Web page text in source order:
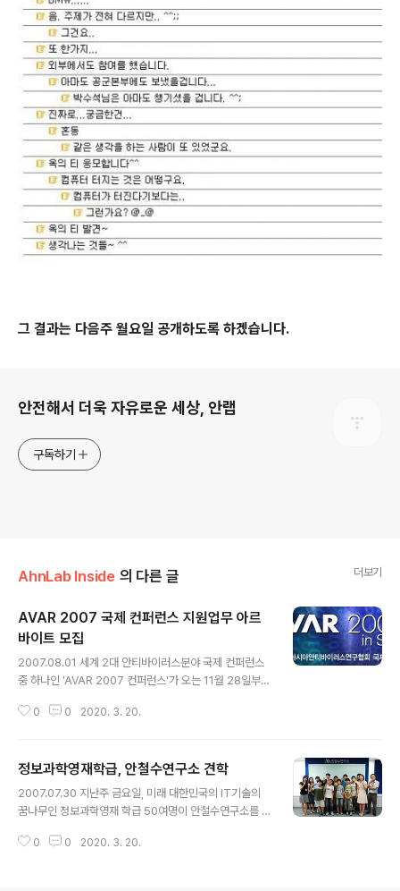
그 결과는 다음주 월요일 공개하도록 하겠습니다.
안전해서 더욱 자유로운 세상, 안랩
구독하기
AhnLab Inside 의 다른 글 더보기
AVAR 2007 국제 컨퍼런스 지원업무 아르
바이트 모집
2007.08.01 세계 2대 안티바이러스분야 국제 컨퍼런스
중 하나인 'AVAR 2007 컨퍼런스'가 오는 11월 28일부터
컨퍼런스는 제 10회째를 맞는 의미 깊은 행사이고 지난 2
바이러스 전문가뿐만 아니라 정보보안 전문가, 각국 정부
관계자 등 300여명이 참가하는 AVAR 사상 최대 규모로
행사를 치를 계획입니다. 이에, AVAR 2007 행사를 준비
들의 많은 지원 바랍니다. - 업무 . AVAR 2007 조직위원
0 0 2020. 3. 20.
정보과학영재학급, 안철수연구소 견학
2007.07.30 지난주 금요일, 미래 대한민국의 IT기술의
꿈나무인 정보과학영재 학급 50여명이 안철수연구소를 방
서 중등 정보과학영재원 6개소를 지정하여, 20명 1학급으
0 0 2020. 3. 20.